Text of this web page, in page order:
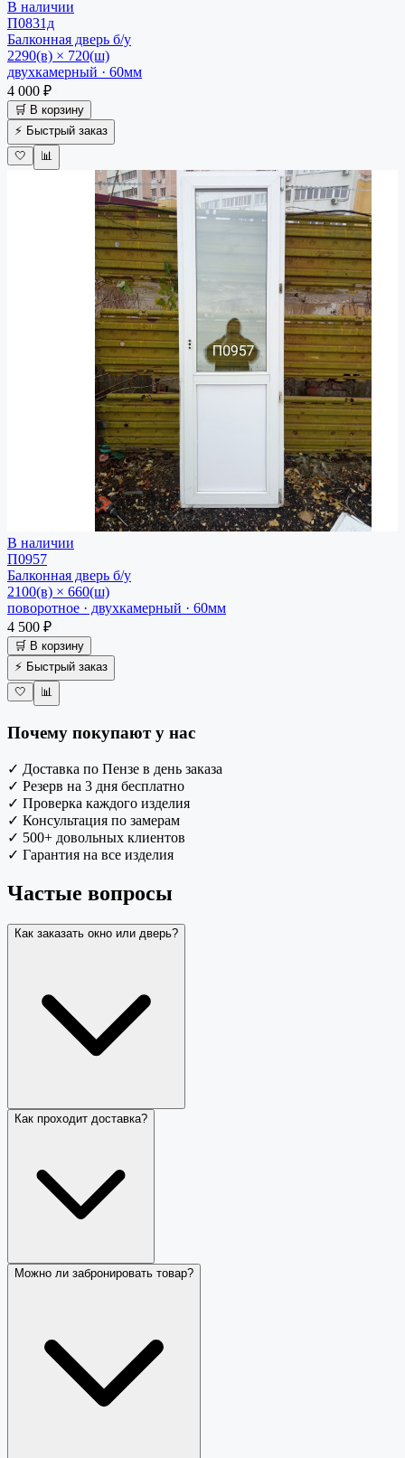
В наличии
П0831д
Балконная дверь б/у
2290(в) × 720(ш)
двухкамерный · 60мм
4 000 ₽
🛒 В корзину
⚡ Быстрый заказ
🤍
📊
В наличии
П0957
Балконная дверь б/у
2100(в) × 660(ш)
поворотное · двухкамерный · 60мм
4 500 ₽
🛒 В корзину
⚡ Быстрый заказ
🤍
📊
Почему покупают у нас
✓ Доставка по Пензе в день заказа
✓ Резерв на 3 дня бесплатно
✓ Проверка каждого изделия
✓ Консультация по замерам
✓ 500+ довольных клиентов
✓ Гарантия на все изделия
Частые вопросы
Как заказать окно или дверь?
Как проходит доставка?
Можно ли забронировать товар?